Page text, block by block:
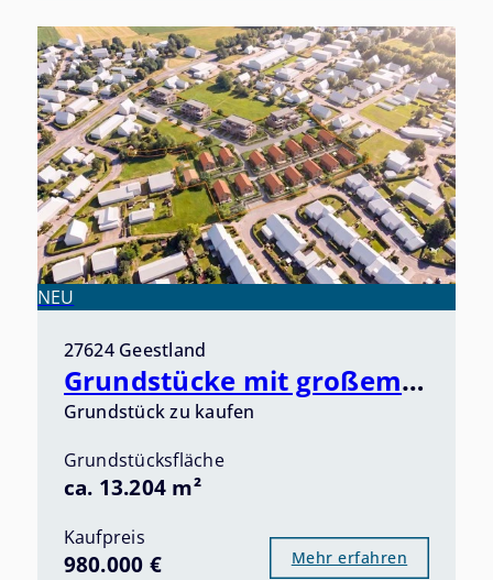
NEU
27624 Geestland
Grundstücke mit großem Potenzial im Herzen von Bad Bederkesa - Ankommen, Durchatmen, Erholen -
Grundstück zu kaufen
Grundstücksfläche
ca. 13.204 m²
Kaufpreis
980.000 € Mehr erfahren